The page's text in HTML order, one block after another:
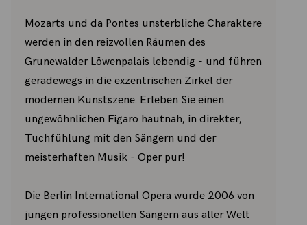
Mozarts und da Pontes unsterbliche Charaktere
werden in den reizvollen Räumen des
Grunewalder Löwenpalais lebendig - und führen
geradewegs in die exzentrischen Zirkel der
modernen Kunstszene. Erleben Sie einen
ungewöhnlichen Figaro hautnah, in direkter,
Tuchfühlung mit den Sängern und der
meisterhaften Musik - Oper pur!
Die Berlin International Opera wurde 2006 von
jungen professionellen Sängern aus aller Welt